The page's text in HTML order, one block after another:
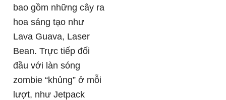
bao gồm những cây ra
hoa sáng tạo như
Lava Guava, Laser
Bean. Trực tiếp đối
đầu với làn sóng
zombie “khủng” ở mỗi
lượt, như Jetpack